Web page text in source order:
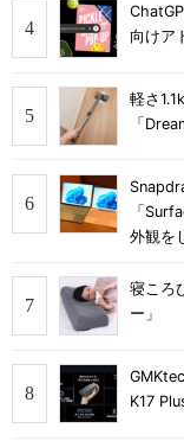
向けア
軽さ
「
「
外観を
寝ころ
ー」
K17